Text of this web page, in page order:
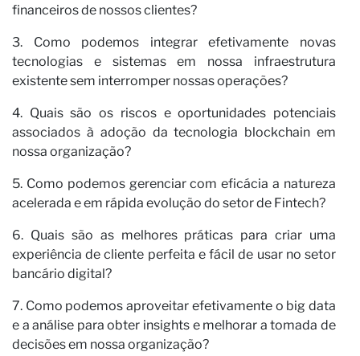
financeiros de nossos clientes?
3. Como podemos integrar efetivamente novas
tecnologias e sistemas em nossa infraestrutura
existente sem interromper nossas operações?
4. Quais são os riscos e oportunidades potenciais
associados à adoção da tecnologia blockchain em
nossa organização?
5. Como podemos gerenciar com eficácia a natureza
acelerada e em rápida evolução do setor de Fintech?
6. Quais são as melhores práticas para criar uma
experiência de cliente perfeita e fácil de usar no setor
bancário digital?
7. Como podemos aproveitar efetivamente o big data
e a análise para obter insights e melhorar a tomada de
decisões em nossa organização?